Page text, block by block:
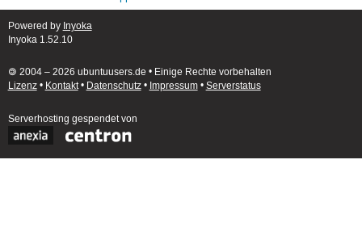
Powered by Inyoka
Inyoka 1.52.10
🄯 2004 – 2026 ubuntuusers.de • Einige Rechte vorbehalten
Lizenz• Kontakt• Datenschutz• Impressum• Serverstatus
Serverhosting gespendet von